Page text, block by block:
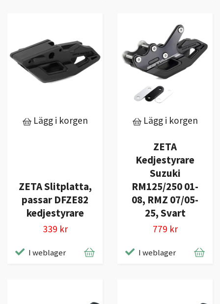
Lägg i korgen
ZETA Slitplatta,
passar DFZE82
kedjestyrare
339 kr
I weblager
Lägg i korgen
ZETA
Kedjestyrare
Suzuki
RM125/250 01-
08, RMZ 07/05-
25, Svart
779 kr
I weblager